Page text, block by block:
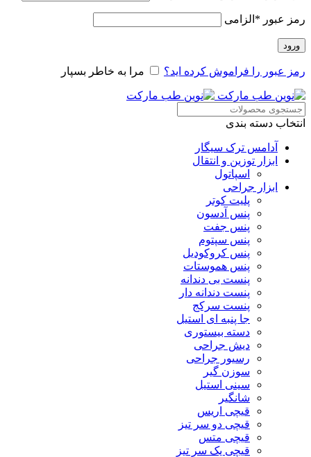
رمز عبور * الزامی
ورود
رمز عبور را فراموش کرده اید؟ مرا به خاطر بسپار
انتخاب دسته بندی
آدامس ترک سیگار
ابزار توزین و انتقال
اسپاتول
ابزار جراحی
پلیت کوتر
پنس آدسون
پنس جفت
پنس سپتوم
پنس کروکودیل
پنس هموستات
پنست بی دندانه
پنست دندانه دار
پنست سرکج
جا پنبه ای استیل
دسته بیستوری
دیش جراحی
رسیور جراحی
سوزن گیر
سینی استیل
شانگیر
قیچی اریس
قیچی دو سر تیز
قیچی متس
قیچی یک سر تیز